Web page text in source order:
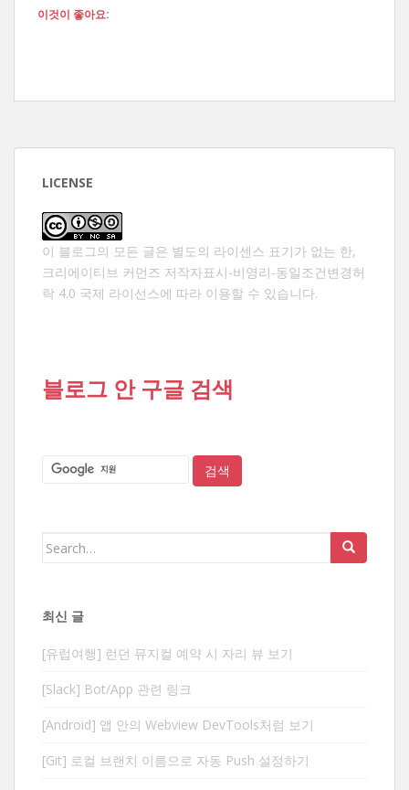
이것이 좋아요:
LICENSE
이 블로그의 모든 글은 별도의 라이센스 표기가 없는 한,
크리에이티브 커먼즈 저작자표시-비영리-동일조건변경허
락 4.0 국제 라이선스에 따라 이용할 수 있습니다.
블로그 안 구글 검색
Search
최신 글
[유럽여행] 런던 뮤지컬 예약 시 자리 뷰 보기
[Slack] Bot/App 관련 링크
[Android] 앱 안의 Webview DevTools처럼 보기
[Git] 로컬 브랜치 이름으로 자동 Push 설정하기